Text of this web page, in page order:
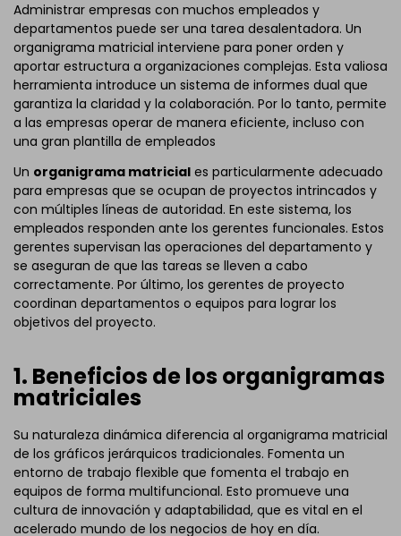
Administrar empresas con muchos empleados y
departamentos puede ser una tarea desalentadora. Un
organigrama matricial interviene para poner orden y
aportar estructura a organizaciones complejas. Esta valiosa
herramienta introduce un sistema de informes dual que
garantiza la claridad y la colaboración. Por lo tanto, permite
a las empresas operar de manera eficiente, incluso con
una gran plantilla de empleados
Un organigrama matricial es particularmente adecuado
para empresas que se ocupan de proyectos intrincados y
con múltiples líneas de autoridad. En este sistema, los
empleados responden ante los gerentes funcionales. Estos
gerentes supervisan las operaciones del departamento y
se aseguran de que las tareas se lleven a cabo
correctamente. Por último, los gerentes de proyecto
coordinan departamentos o equipos para lograr los
objetivos del proyecto.
1. Beneficios de los organigramas
matriciales
Su naturaleza dinámica diferencia al organigrama matricial
de los gráficos jerárquicos tradicionales. Fomenta un
entorno de trabajo flexible que fomenta el trabajo en
equipos de forma multifuncional. Esto promueve una
cultura de innovación y adaptabilidad, que es vital en el
acelerado mundo de los negocios de hoy en día.